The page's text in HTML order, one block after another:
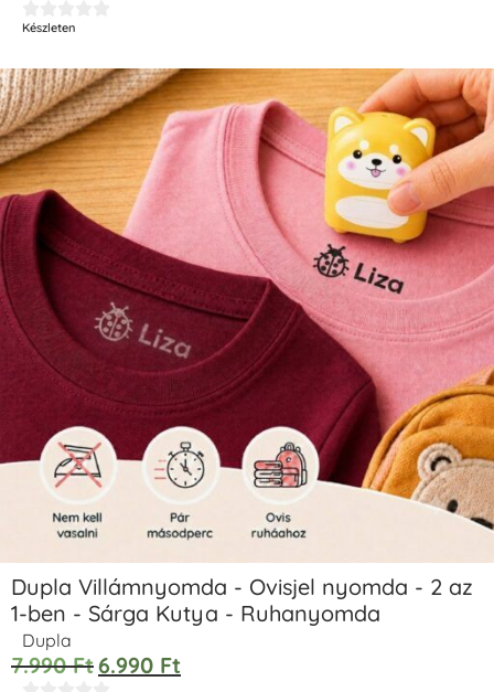
Készleten
Dupla Villámnyomda - Ovisjel nyomda - 2 az
1-ben - Sárga Kutya - Ruhanyomda
Dupla
7.990Ft6.990 Ft